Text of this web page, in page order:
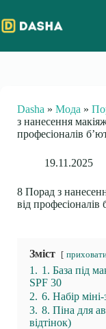
to
content
Dasha » Мода »
з нанесення
професіоналів
19.11.2025
8 Порад з
від професіоналів
Зміст
1. 1. База під
SPF 30
2. 6. Набір
3. 8. Піна для
відтінок)